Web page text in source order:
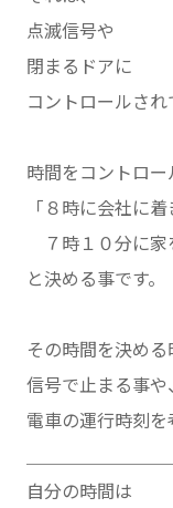
点滅信号や
閉まるドアに
コントロールされ
時間をコントロ
「８時に会社に着
７時１０分に家
と決める事です。
その時間を決める
信号で止まる事や
電車の運行時刻を
自分の時間は